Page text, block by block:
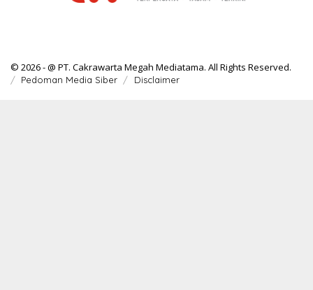
© 2026 - @ PT. Cakrawarta Megah Mediatama. All Rights Reserved.
Pedoman Media Siber Disclaimer